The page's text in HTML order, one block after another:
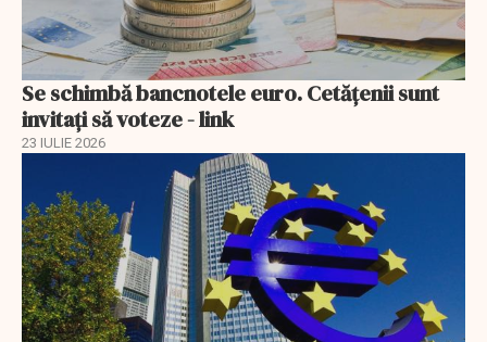
Se schimbă bancnotele euro. Cetățenii sunt
invitați să voteze - link
23 IULIE 2026